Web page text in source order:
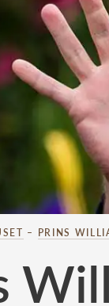
– PRINS